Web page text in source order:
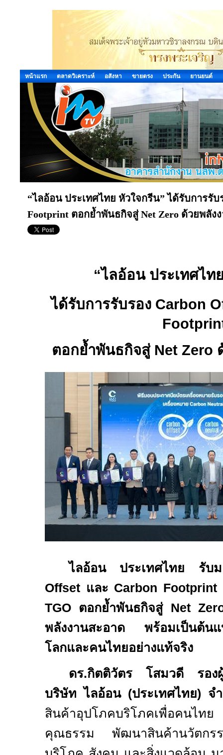
หน้าแรก ตลาดวิเคราะห์ อสังหา ขายตรง ประกัน ยานยนต์
“ไลอ้อน ประเทศไทย หัวใจกรีน” ได้รับการรับ
Footprint ตอกย้ำพันธกิจสู่ Net Zero ด้วยพลัง
“ไลอ้อน ประเทศไท
ได้รับการรับรอง Carbon
ตอกย้ำพันธกิจสู่ Net Zero
ไลอ้อน ประเทศไทย รับ
Offset และ Carbon
TGO ตอกย้ำพันธกิจสู่ Net
พลังงานสะอาด พร้อมเป็นต้นแ
โลกและคนไทยอย่างแท้จริง
ดร.กิตติวัตร โสมวดี รองผู้
บริษัท ไลอ้อน (ประเทศไทย)
สินค้าอุปโภคบริโภคเพื่อคนไท
คุณธรรม พัฒนาสินค้านวัตกรร